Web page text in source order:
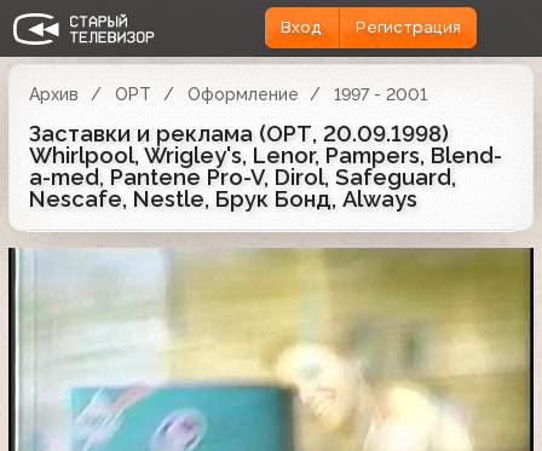
Вход Регистрация
Архив ОРТ Оформление 1997 - 2001
Заставки и реклама (ОРТ, 20.09.1998)
Whirlpool, Wrigley's, Lenor, Pampers, Blend-
a-med, Pantene Pro-V, Dirol, Safeguard,
Nescafe, Nestle, Брук Бонд, Always